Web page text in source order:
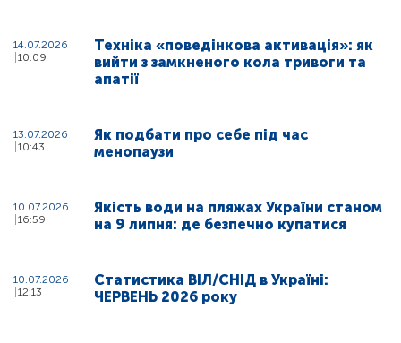
14.07.2026
10:09
Техніка «поведінкова активація»: як
вийти з замкненого кола тривоги та
апатії
13.07.2026
10:43
Як подбати про себе під час
менопаузи
10.07.2026
16:59
Якість води на пляжах України станом
на 9 липня: де безпечно купатися
10.07.2026
12:13
Статистика ВІЛ/СНІД в Україні:
ЧЕРВЕНЬ 2026 року